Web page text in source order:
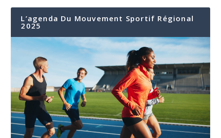
L’agenda Du Mouvement Sportif Régional
2025